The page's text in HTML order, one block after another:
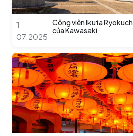
1
07.2025
Công viên Ikuta
của Kawasaki